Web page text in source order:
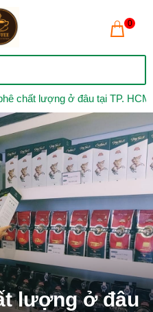
0
chất lượng ở đâu tại TP.
lượng ở đâu